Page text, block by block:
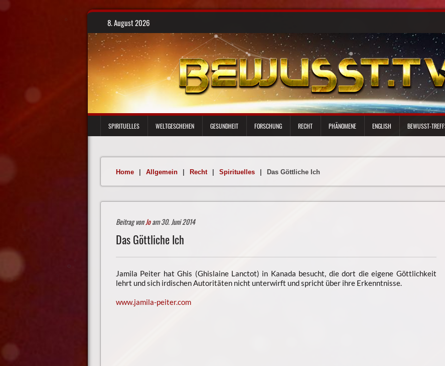
Skip
content
8. August 2026
SPIRITUELLES WELTGESCHEHEN GESUNDHEIT FORSCHUNG RECHT PHÄNOMENE ENGLISH BEWUSST-TREFFS
Home Allgemein Recht Spirituelles Das Göttliche Ich
Beitrag vonJoam 30. Juni 2014
Das Göttliche Ich
Jamila Peiter hat Ghis (Ghislaine Lanctot) in Kanada besucht, die dort die eigene Göttlichkeit
lehrt und sich irdischen Autoritäten nicht unterwirft und spricht über ihre Erkenntnisse.
www.jamila-peiter.com